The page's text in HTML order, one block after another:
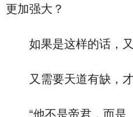
更加强大？
如果是这样的话，又
又需要天道有缺，才
“他不是帝君，而是